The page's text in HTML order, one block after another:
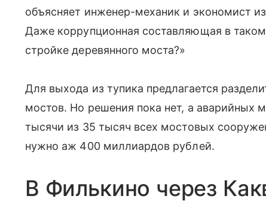
объясняет инженер-механик и экономист
Даже коррупционная составляющая в таком
стройке деревянного моста?»
Для выхода из тупика предлагается
мостов. Но решения пока нет, а аварийных
тысячи из 35 тысяч всех мостовых
нужно аж 400 миллиардов рублей.
В Филькино через